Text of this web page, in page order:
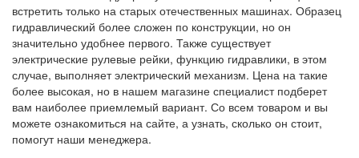
встретить только на старых отечественных машинах. Образец
гидравлический более сложен по конструкции, но он
значительно удобнее первого. Также существует
электрические рулевые рейки, функцию гидравлики, в этом
случае, выполняет электрический механизм. Цена на такие
более высокая, но в нашем магазине специалист подберет
вам наиболее приемлемый вариант. Со всем товаром и вы
можете ознакомиться на сайте, а узнать, сколько он стоит,
помогут наши менеджера.